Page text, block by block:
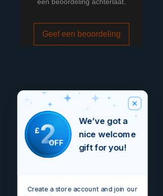
Geef een beoordeling
£2OFF
We’ve got a
nice welcome
gift for you!
Create a store account and join our